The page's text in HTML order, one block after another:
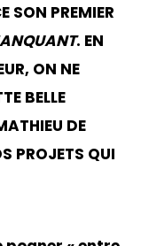
SON PREMIER
. EN
ON NE
BELLE
DE
PROJETS QUI